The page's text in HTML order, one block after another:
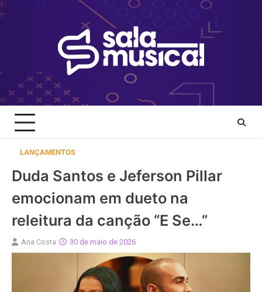
Skip
to
LANÇAMENTOS
Duda Santos e Jeferson Pillar
emocionam em dueto na
releitura da canção “E Se…”
Ana Costa 30 de maio de 2026